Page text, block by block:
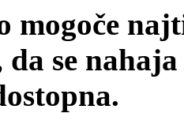
mogoče
se